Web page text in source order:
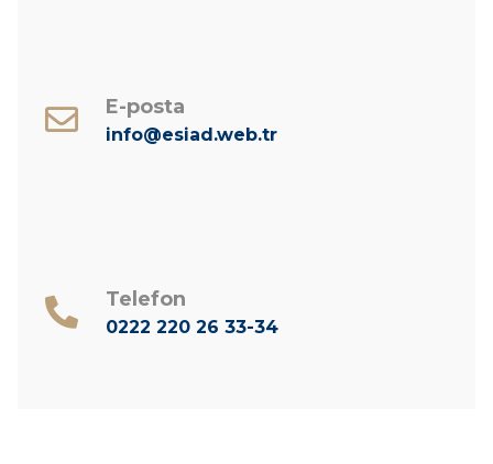
E-posta
info@esiad.web.tr
Telefon
0222 220 26 33-34